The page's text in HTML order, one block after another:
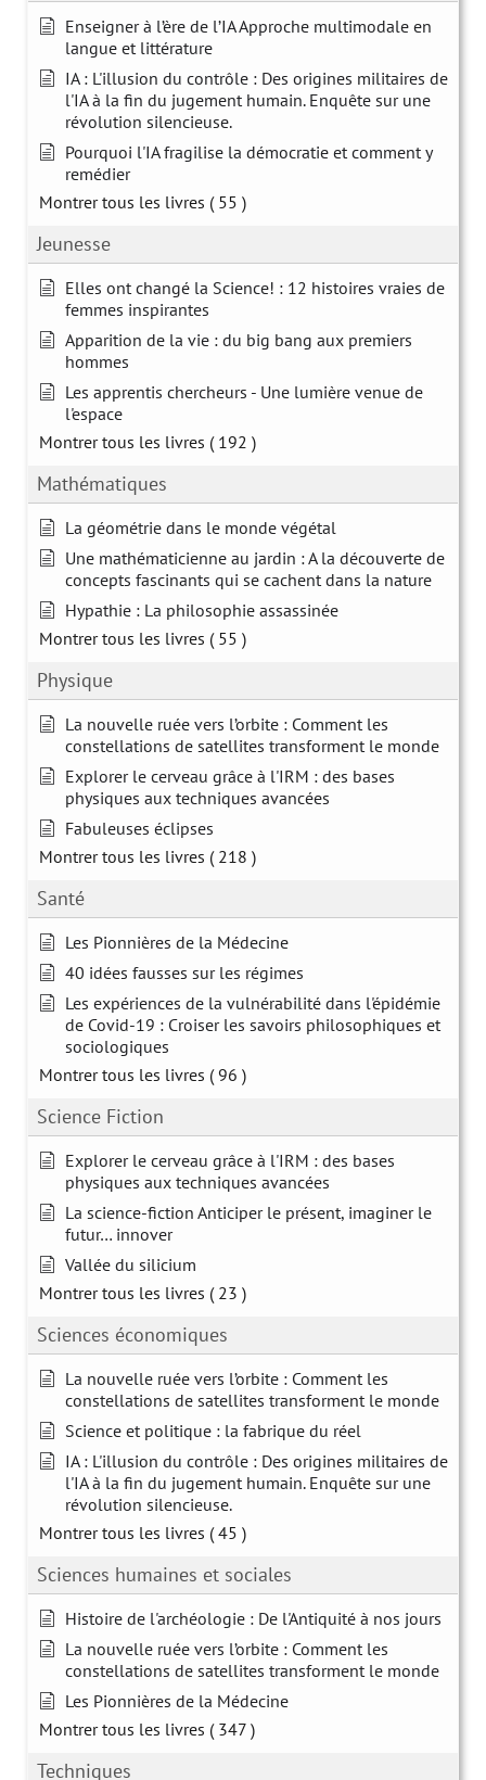
Enseigner à l’ère de l’IA Approche multimodale en
langue et littérature
IA : L'illusion du contrôle : Des origines militaires de
l'IA à la fin du jugement humain. Enquête sur une
révolution silencieuse.
Pourquoi l'IA fragilise la démocratie et comment y
remédier
Montrer tous les livres ( 55 )
Jeunesse
Elles ont changé la Science! : 12 histoires vraies de
femmes inspirantes
Apparition de la vie : du big bang aux premiers
hommes
Les apprentis chercheurs - Une lumière venue de
l'espace
Montrer tous les livres ( 192 )
Mathématiques
La géométrie dans le monde végétal
Une mathématicienne au jardin : A la découverte de
concepts fascinants qui se cachent dans la nature
Hypathie : La philosophie assassinée
Montrer tous les livres ( 55 )
Physique
La nouvelle ruée vers l’orbite : Comment les
constellations de satellites transforment le monde
Explorer le cerveau grâce à l'IRM : des bases
physiques aux techniques avancées
Fabuleuses éclipses
Montrer tous les livres ( 218 )
Santé
Les Pionnières de la Médecine
40 idées fausses sur les régimes
Les expériences de la vulnérabilité dans l'épidémie
de Covid-19 : Croiser les savoirs philosophiques et
sociologiques
Montrer tous les livres ( 96 )
Science Fiction
Explorer le cerveau grâce à l'IRM : des bases
physiques aux techniques avancées
La science-fiction Anticiper le présent, imaginer le
futur… innover
Vallée du silicium
Montrer tous les livres ( 23 )
Sciences économiques
La nouvelle ruée vers l’orbite : Comment les
constellations de satellites transforment le monde
Science et politique : la fabrique du réel
IA : L'illusion du contrôle : Des origines militaires de
l'IA à la fin du jugement humain. Enquête sur une
révolution silencieuse.
Montrer tous les livres ( 45 )
Sciences humaines et sociales
Histoire de l'archéologie : De l'Antiquité à nos jours
La nouvelle ruée vers l’orbite : Comment les
constellations de satellites transforment le monde
Les Pionnières de la Médecine
Montrer tous les livres ( 347 )
Techniques